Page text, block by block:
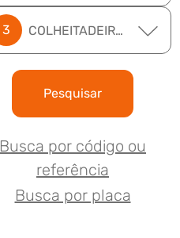
COLHEITADEIRAS
Pesquisar
Busca por código ou
referência
Busca por placa